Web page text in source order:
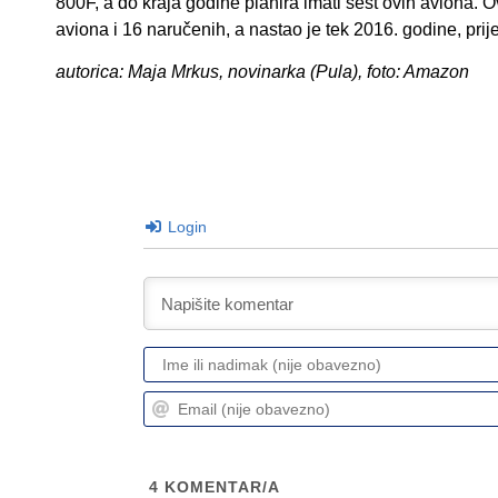
aviona i 16 naručenih, a nastao je tek 2016. godine,
autorica: Maja Mrkus, novinarka (Pula), foto: Amazon
Login
4 KOMENTAR/A